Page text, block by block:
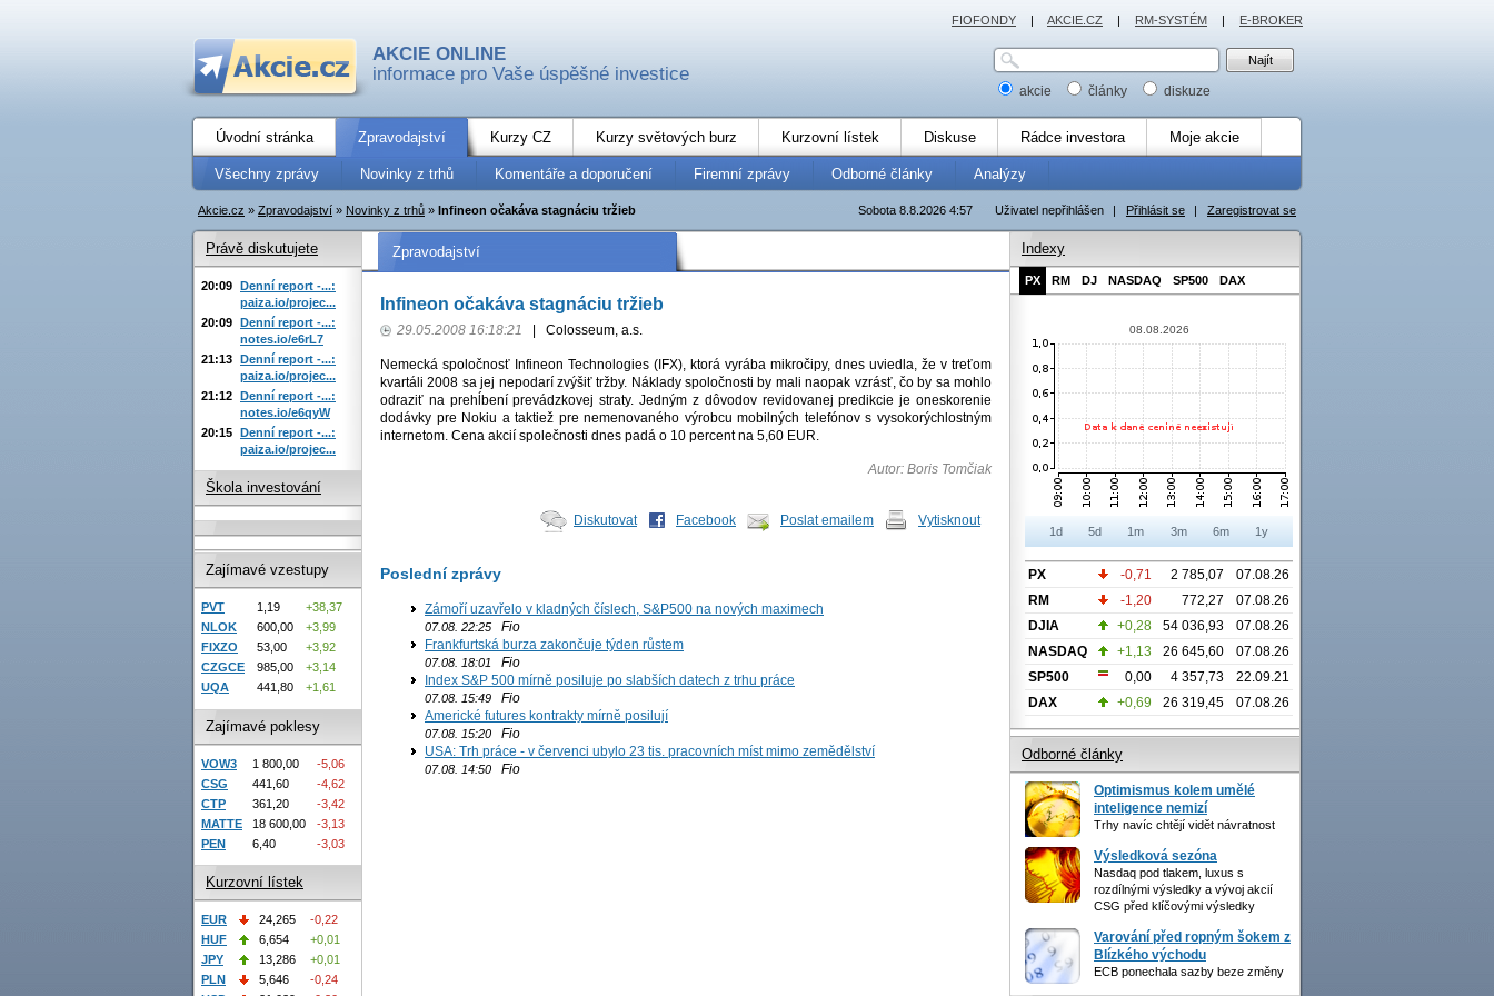
AKCIE ONLINE
informace pro Vaše úspěšné investice
akcie články diskuze
Úvodní stránka Zpravodajství Kurzy CZ Kurzy světových burz Kurzovní lístek Diskuse Rádce investora Moje akcie
Všechny zprávy Novinky z trhů Komentáře a doporučení Firemní zprávy Odborné články Analýzy
Uživatel nepřihlášen | Přihlásit se | Zaregistrovat se
Sobota 8.8.2026 4:57
Akcie.cz » Zpravodajství » Novinky z trhů » Infineon očakáva stagnáciu tržieb
Zpravodajství
Infineon očakáva stagnáciu tržieb
29.05.2008 16:18:21 Colosseum, a.s.
Nemecká spoločnosť Infineon Technologies (IFX), ktorá vyrába mikročipy, dnes uviedla, že v treťom
kvartáli 2008 sa jej nepodarí zvýšiť tržby. Náklady spoločnosti by mali naopak vzrásť, čo by sa mohlo
odraziť na prehĺbení prevádzkovej straty. Jedným z dôvodov revidovanej predikcie je oneskorenie
dodávky pre Nokiu a taktiež pre nemenovaného výrobcu mobilných telefónov s vysokorýchlostným
internetom. Cena akcií společnosti dnes padá o 10 percent na 5,60 EUR.
Autor: Boris Tomčiak
Diskutovat Facebook Poslat emailem Vytisknout
Poslední zprávy
Zámoří uzavřelo v kladných číslech, S&P500 na nových maximech
07.08. 22:25 Fio
Frankfurtská burza zakončuje týden růstem
07.08. 18:01
Fio
Index S&P 500 mírně posiluje po slabších datech z trhu práce
07.08. 15:49 Fio
Americké futures kontrakty mírně posilují
07.08. 15:20 Fio
USA: Trh práce - v červenci ubylo 23 tis. pracovních míst mimo zemědělství
07.08. 14:50 Fio
Právě diskutujete
20:09 Denní report -...:
paiza.io/projec...
20:09 Denní report -...:
notes.io/e6rL7
21:13 Denní report -...:
paiza.io/projec...
21:12 Denní report -...:
notes.io/e6qyW
20:15 Denní report -...:
paiza.io/projec...
Škola investování
Zajímavé vzestupy
PVT 1,19
+38,37
NLOK
600,00
+3,99
FIXZO
53,00
+3,92
CZGCE
985,00
+3,14
UQA
441,80 +1,61
Zajímavé poklesy
VOW3 1 800,00
-5,06
CSG
441,60
-4,62
CTP
361,20
-3,42
MATTE
18 600,00
-3,13
PEN
6,40 -3,03
Kurzovní lístek
EUR 24,265
-0,22
HUF
6,654
+0,01
JPY
13,286
+0,01
PLN
5,646
-0,24
Indexy
PX RM DJ NASDAQ SP500 DAX
08.08.2026
1d 5d 1m 3m 6m 1y
PX -0,71 2 785,07
07.08.26
RM
-1,20 772,27
07.08.26
DJIA
+0,28 54 036,93
07.08.26
NASDAQ
+1,13 26 645,60
07.08.26
SP500
0,00 4 357,73
22.09.21
DAX
+0,69 26 319,45 07.08.26
Odborné články
Optimismus kolem umělé
inteligence nemizí
Trhy navíc chtějí vidět návratnost
Výsledková sezóna
Nasdaq pod tlakem, luxus s
rozdílnými výsledky a vývoj akcií
CSG před klíčovými výsledky
Varování před ropným šokem z
Blízkého východu
ECB ponechala sazby beze změny
FIOFONDY | AKCIE.CZ | RM-SYSTÉM | E-BROKER